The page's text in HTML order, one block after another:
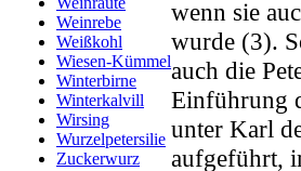
Weinrebe
Weißkohl
Wiesen-Kümmel
Winterbirne
Winterkalvill
Wirsing
Wurzelpetersilie
Zuckerwurz
wenn sie
wurde (3).
auch die
Einführung
unter Karl
aufgeführt,